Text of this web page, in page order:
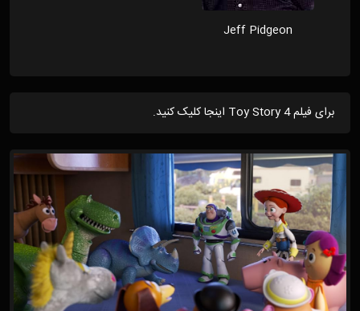
Jeff Pidgeon
برای فیلم Toy Story 4 اینجا کلیک کنید.